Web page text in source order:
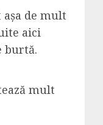
de mult
aici
burtă.
mult